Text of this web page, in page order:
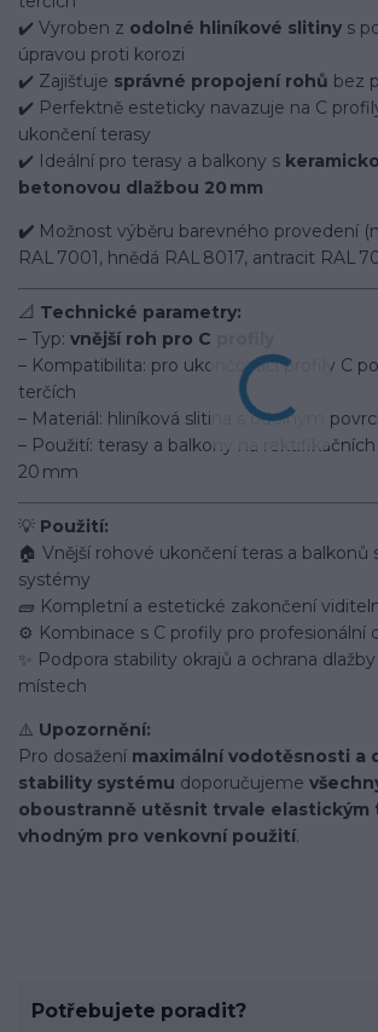
✔️ Vyroben z odolné hliníkové slitiny s
úpravou proti korozi
✔️ Zajišťuje správné propojení rohů bez
✔️ Perfektně esteticky navazuje na C
ukončení terasy
✔️ Ideální pro terasy a balkony s
betonovou dlažbou 20 mm
✔️ Možnost výběru barevného provedení
RAL 7001, hnědá RAL 8017, antracit RAL
📐 Technické parametry:
– Typ: vnější roh pro C profily
– Kompatibilita: pro ukončovací profily C
terčích
– Materiál: hliníková slitina s odolným
– Použití: terasy a balkony na
20 mm
💡 Použití:
🏠 Vnější rohové ukončení teras a balkonů
systémy
🧱 Kompletní a estetické zakončení
⚙️ Kombinace s C profily pro profesionální
✨ Podpora stability okrajů a ochrana
místech
⚠️ Upozornění:
Pro dosažení maximální vodotěsnosti a
stability systému doporučujeme
oboustranně utěsnit trvale elastickým
vhodným pro venkovní použití.
Potřebujete poradit?